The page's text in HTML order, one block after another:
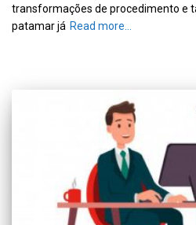
transformações de procedimento e
patamar já Read more…